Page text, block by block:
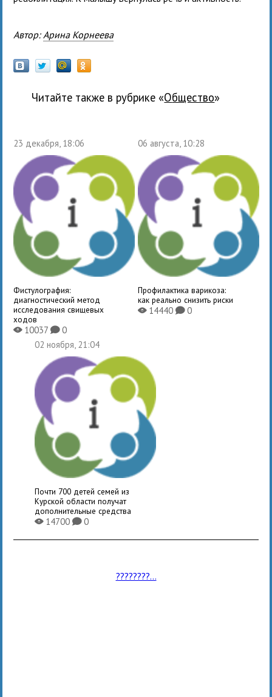
Автор: Арина Корнеева
Читайте также в рубрике « общество»
23 декабря, 18:06
Фистулография:
диагностический метод
исследования свищевых
ходов
X10037K0
06 августа, 10:28
Профилактика варикоза:
как реально снизить риски
X14440 K0
02 ноября, 21:04
Почти 700 детей семей из
Курской области получат
дополнительные средства
X14700K0
????????...